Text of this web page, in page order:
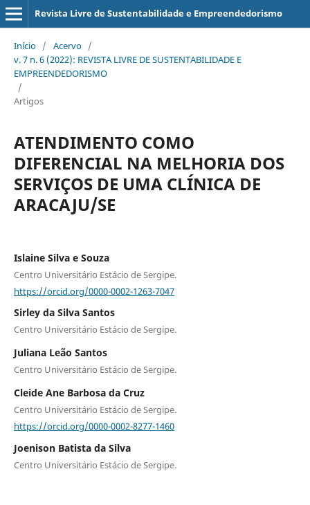
Revista Livre de Sustentabilidade e Empreendedorismo
Início / Acervo /
v. 7 n. 6 (2022): REVISTA LIVRE DE SUSTENTABILIDADE E
EMPREENDEDORISMO
/
Artigos
ATENDIMENTO COMO
DIFERENCIAL NA MELHORIA DOS
SERVIÇOS DE UMA CLÍNICA DE
ARACAJU/SE
Islaine Silva e Souza
Centro Universitário Estácio de Sergipe.
https://orcid.org/0000-0002-1263-7047
Sirley da Silva Santos
Centro Universitário Estácio de Sergipe.
Juliana Leão Santos
Centro Universitário Estácio de Sergipe.
Cleide Ane Barbosa da Cruz
Centro Universitário Estácio de Sergipe.
https://orcid.org/0000-0002-8277-1460
Joenison Batista da Silva
Centro Universitário Estácio de Sergipe.